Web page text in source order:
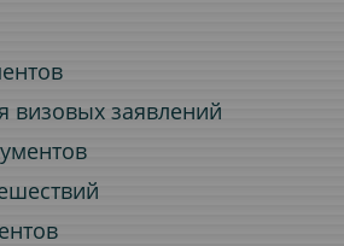
визовых заявлений